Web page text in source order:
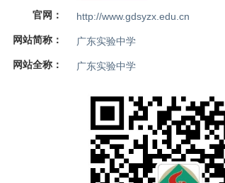
官网： http://www.gdsyzx.edu.cn
网站简称： 广东实验中学
网站全称： 广东实验中学